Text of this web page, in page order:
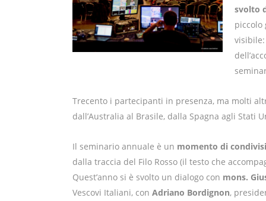
svolto
piccolo
Trecento i partecipanti in presenza, ma molti
dall’Australia al Brasile, dalla Spagna agli Stati
Il seminario annuale è un momento di
dalla traccia del Filo Rosso (il testo che
Quest’anno si è svolto un dialogo con mons.
Vescovi Italiani, con Adriano Bordignon,